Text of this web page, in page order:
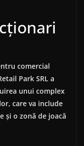
comercial
Park SRL a
unui complex
care va include
și o zonă de joacă